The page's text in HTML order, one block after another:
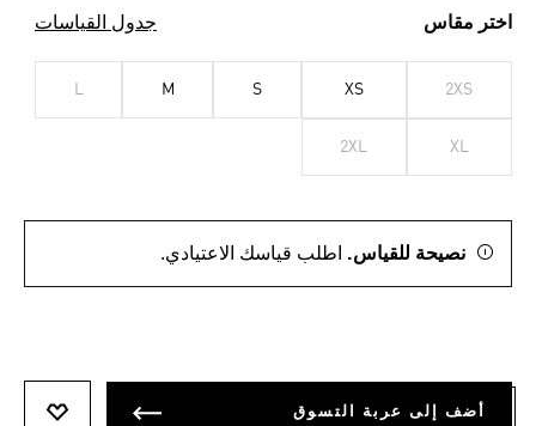
اختر مقاس جدول القياسات
2XS
XS
S
M
L
XL
2XL
نصيحة للقياس. اطلب قياسك الاعتيادي.
أضف إلى عربة التسوق